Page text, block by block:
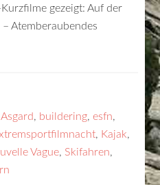
gezeigt: Auf der
Atemberaubendes
Asgard, buildering, esfn,
, Kajak,
Vague, Skifahren,